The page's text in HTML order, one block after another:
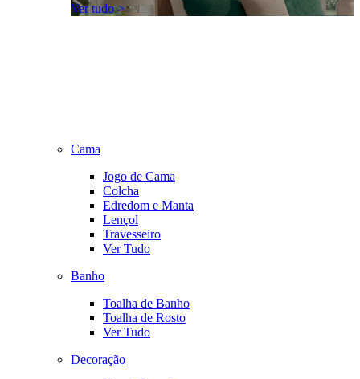
Ver tudo >
Cama
Jogo de Cama
Colcha
Edredom e Manta
Lençol
Travesseiro
Ver Tudo
Banho
Toalha de Banho
Toalha de Rosto
Ver Tudo
Decoração